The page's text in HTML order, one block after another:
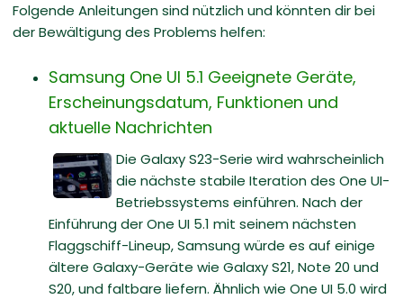
Folgende Anleitungen sind nützlich und könnten dir bei
der Bewältigung des Problems helfen:
Samsung One UI 5.1 Geeignete Geräte,
Erscheinungsdatum, Funktionen und
aktuelle Nachrichten
Die Galaxy S23-Serie wird wahrscheinlich
die nächste stabile Iteration des One UI-
Betriebssystems einführen. Nach der
Einführung der One UI 5.1 mit seinem nächsten
Flaggschiff-Lineup, Samsung würde es auf einige
ältere Galaxy-Geräte wie Galaxy S21, Note 20 und
S20, und faltbare liefern. Ähnlich wie One UI 5.0 wird